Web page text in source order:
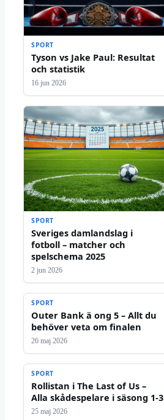
SPORT
Tyson vs Jake Paul: Resultat
och statistik
16 jun 2026
SPORT
Sveriges damlandslag i
fotboll – matcher och
spelschema 2025
2 jun 2026
SPORT
Outer Bank ä ong 5 – Allt du
behöver veta om finalen
26 maj 2026
SPORT
Rollistan i The Last of Us –
Alla skådespelare i säsong 1-3
25 maj 2026